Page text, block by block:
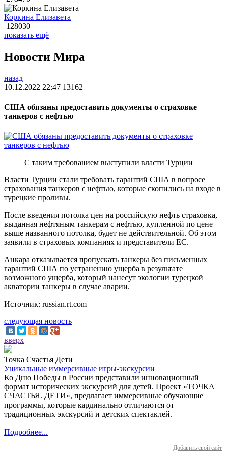
Коркина Елизавета
128030
показать ещё
Новости Мира
назад
10.12.2022 22:47 13162
США обязаны предоставить документы о страховке
танкеров с нефтью
С таким требованием выступили власти Турции
Власти Турции стали требовать гарантий США в вопросе
страхования танкеров с нефтью, которые скопились на входе в
турецкие проливы.
После введения потолка цен на российскую нефть страховка,
выданная нефтяным танкерам с нефтью, купленной по цене
выше названного потолка, будет не действительной. Об этом
заявили в страховых компаниях и представители ЕС.
Анкара отказывается пропускать танкеры без письменных
гарантий США по устранению ущерба в результате
возможного ущерба, который нанесут экологии турецкой
акватории танкеры в случае аварии.
Источник: russian.rt.com
следующая новость
вверх
Точка Счастья Дети
Уникальные иммерсивные игры-экскурсии
Ко Дню Победы в России представили инновационный
формат исторических экскурсий для детей. Проект «ТОЧКА
СЧАСТЬЯ. ДЕТИ», предлагает иммерсивные обучающие
программы, которые кардинально отличаются от
традиционных экскурсий и детских спектаклей.
Подробнее...
Добавить свой сайт